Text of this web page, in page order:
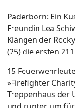
Paderborn: Ein
Freundin Lea
Klängen der
(25) die ersten
15
»Firefighter
Treppenhaus der